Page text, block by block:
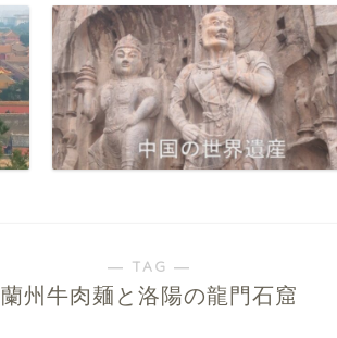
― TAG ―
蘭州牛肉麺と洛陽の龍門石窟